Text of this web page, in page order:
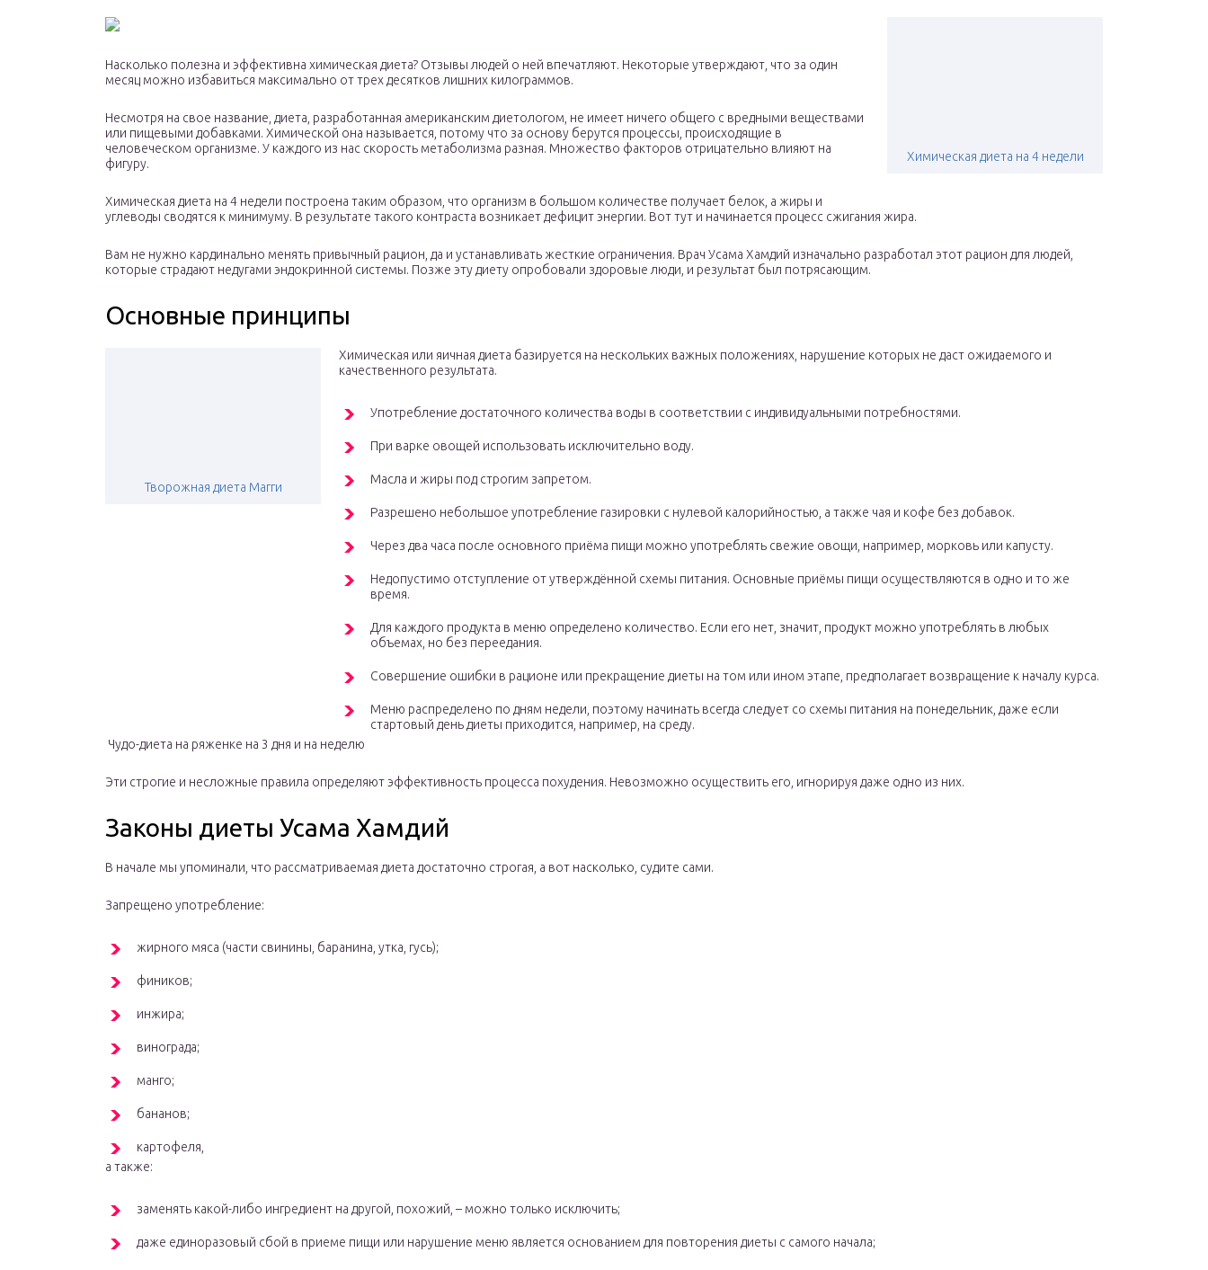
Химическая диета на 4 недели
Насколько полезна и эффективна химическая диета? Отзывы людей о ней впечатляют. Некоторые утверждают, что за один
месяц можно избавиться максимально от трех десятков лишних килограммов.
Несмотря на свое название, диета, разработанная американским диетологом, не имеет ничего общего с вредными веществами
или пищевыми добавками. Химической она называется, потому что за основу берутся процессы, происходящие в
человеческом организме. У каждого из нас скорость метаболизма разная. Множество факторов отрицательно влияют на
фигуру.
Химическая диета на 4 недели построена таким образом, что организм в большом количестве получает белок, а жиры и
углеводы сводятся к минимуму. В результате такого контраста возникает дефицит энергии. Вот тут и начинается процесс сжигания жира.
Вам не нужно кардинально менять привычный рацион, да и устанавливать жесткие ограничения. Врач Усама Хамдий изначально разработал этот рацион для людей,
которые страдают недугами эндокринной системы. Позже эту диету опробовали здоровые люди, и результат был потрясающим.
Основные принципы
Творожная диета Магги
Химическая или яичная диета базируется на нескольких важных положениях, нарушение которых не даст ожидаемого и
качественного результата.
Употребление достаточного количества воды в соответствии с индивидуальными потребностями.
При варке овощей использовать исключительно воду.
Масла и жиры под строгим запретом.
Разрешено небольшое употребление газировки с нулевой калорийностью, а также чая и кофе без добавок.
Через два часа после основного приёма пищи можно употреблять свежие овощи, например, морковь или капусту.
Недопустимо отступление от утверждённой схемы питания. Основные приёмы пищи осуществляются в одно и то же
время.
Для каждого продукта в меню определено количество. Если его нет, значит, продукт можно употреблять в любых
объемах, но без переедания.
Совершение ошибки в рационе или прекращение диеты на том или ином этапе, предполагает возвращение к началу курса.
Меню распределено по дням недели, поэтому начинать всегда следует со схемы питания на понедельник, даже если
стартовый день диеты приходится, например, на среду.
Чудо-диета на ряженке на 3 дня и на неделю
Эти строгие и несложные правила определяют эффективность процесса похудения. Невозможно осуществить его, игнорируя даже одно из них.
Законы диеты Усама Хамдий
В начале мы упоминали, что рассматриваемая диета достаточно строгая, а вот насколько, судите сами.
Запрещено употребление:
жирного мяса (части свинины, баранина, утка, гусь);
фиников;
инжира;
винограда;
манго;
бананов;
картофеля,
а также:
заменять какой-либо ингредиент на другой, похожий, – можно только исключить;
даже единоразовый сбой в приеме пищи или нарушение меню является основанием для повторения диеты с самого начала;